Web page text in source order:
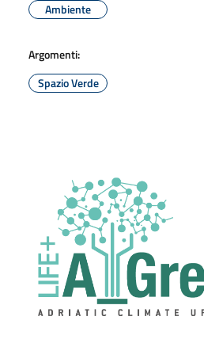
Ambiente
Argomenti:
Spazio Verde